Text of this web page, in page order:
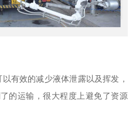
有效的减少液体泄露以及挥发，
的运输，很大程度上避免了资源